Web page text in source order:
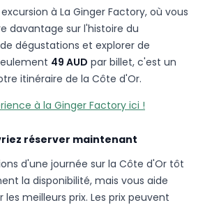
à La Ginger Factory, où vous
davantage sur l'histoire du
dégustations et explorer de
49 AUD par billet, c'est un
itinéraire de la Côte d'Or.
à la Ginger Factory ici !
réserver maintenant
d'une journée sur la Côte d'Or tôt
la disponibilité, mais vous aide
meilleurs prix. Les prix peuvent